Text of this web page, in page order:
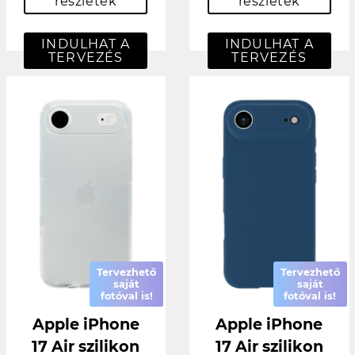
INDULHAT A
TERVEZÉS
INDULHAT A
TERVEZÉS
Tervezhető
saját
fotóval is!
Apple iPhone
17 Air szilikon
Tervezhető
saját
fotóval is!
Apple iPhone
17 Air szilikon